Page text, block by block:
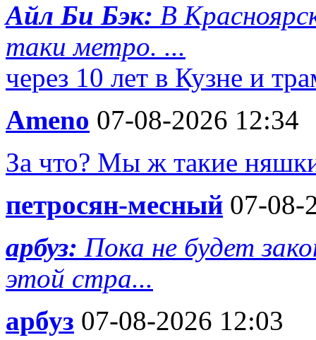
Айл Би Бэк: В
таки метро. ...
через 10 лет в Кузне и
Ameno 07-08-2026 12:34
За что? Мы ж такие
петросян-месный 07-08-
арбуз: Пока не будет
этой стра...
арбуз 07-08-2026 12:03